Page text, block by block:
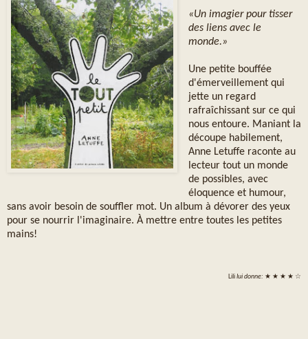
«Un imagier pour tisser
des liens avec le
monde.»
Une petite bouffée
d'émerveillement qui
jette un regard
rafraîchissant sur ce qui
nous entoure. Maniant la
découpe habilement,
Anne Letuffe raconte au
lecteur tout un monde
de possibles, avec
éloquence et humour,
sans avoir besoin de souffler mot. Un album à dévorer des yeux
pour se nourrir l'imaginaire. À mettre entre toutes les petites
mains!
Lililui donne: ★ ★ ★ ★ ☆